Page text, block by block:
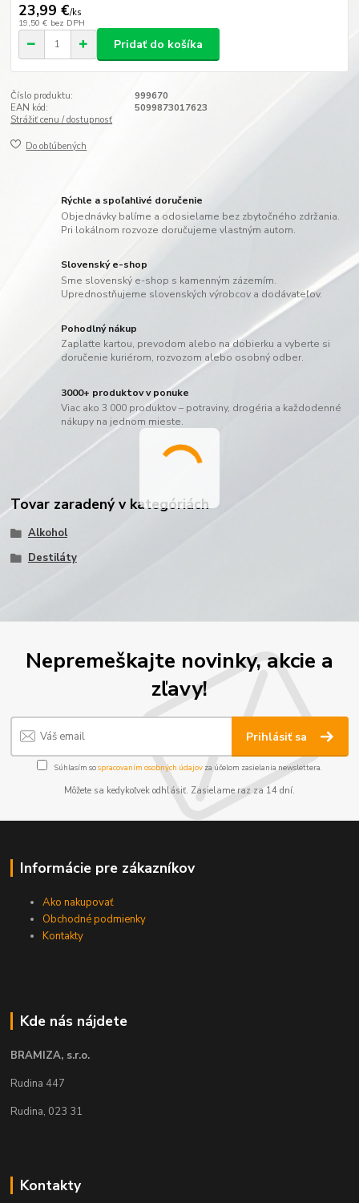
23,99 €/ks
19,50 € bez DPH
Pridať do košíka
Číslo produktu:
999670
EAN kód:
5099873017623
Strážiť cenu / dostupnosť
Do obľúbených
Rýchle a spoľahlivé doručenie
Objednávky balíme a odosielame bez zbytočného zdržania.
Pri lokálnom rozvoze doručujeme vlastným autom.
Slovenský e-shop
Sme slovenský e-shop s kamenným zázemím.
Uprednostňujeme slovenských výrobcov a dodávateľov.
Pohodlný nákup
Zaplaťte kartou, prevodom alebo na dobierku a vyberte si
doručenie kuriérom, rozvozom alebo osobný odber.
3000+ produktov v ponuke
Viac ako 3 000 produktov – potraviny, drogéria a každodenné
nákupy na jednom mieste.
Tovar zaradený v kategóriách
Alkohol
Destiláty
Nepremeškajte novinky, akcie a
zľavy!
Prihlásiť sa
Súhlasím sospracovaním osobných údajov za účelom zasielania newslettera.
Môžete sa kedykoľvek odhlásiť. Zasielame raz za 14 dní.
Informácie pre zákazníkov
Ako nakupovať
Obchodné podmienky
Kontakty
Kde nás nájdete
BRAMIZA, s.r.o.
Rudina 447
Rudina, 023 31
Kontakty